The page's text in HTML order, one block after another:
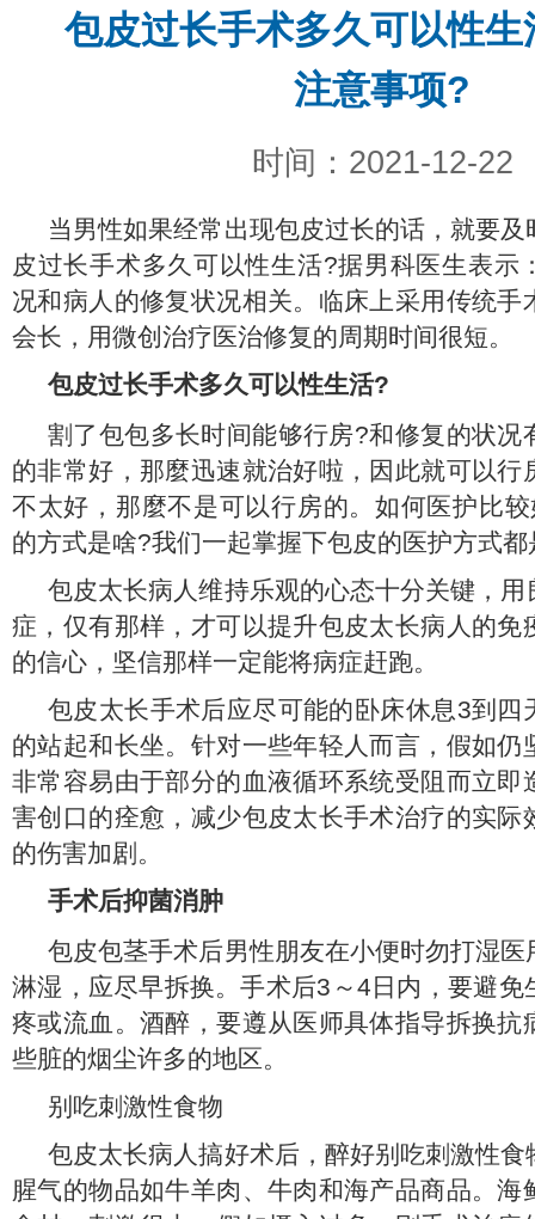
包皮过长手术多久可以性
注意事项?
时间：2021-12-22
当男性如果经常出现包皮过长的话，就要
皮过长手术多久可以性生活?据男科医生表示
况和病人的修复状况相关。临床上采用传统手
会长，用微创治疗医治修复的周期时间很短。
包皮过长手术多久可以性生活?
割了包包多长时间能够行房?和修复的状况
的非常好，那麼迅速就治好啦，因此就可以行
不太好，那麼不是可以行房的。如何医护比
的方式是啥?我们一起掌握下包皮的医护方式都
包皮太长病人维持乐观的心态十分关键，
症，仅有那样，才可以提升包皮太长病人的免
的信心，坚信那样一定能将病症赶跑。
包皮太长手术后应尽可能的卧床休息3到四
的站起和长坐。针对一些年轻人而言，假如仍
非常容易由于部分的血液循环系统受阻而立即
害创口的痊愈，减少包皮太长手术治疗的实际
的伤害加剧。
手术后抑菌消肿
包皮包茎手术后男性朋友在小便时勿打湿
淋湿，应尽早拆换。手术后3～4日内，要避免
疼或流血。酒醉，要遵从医师具体指导拆换抗
些脏的烟尘许多的地区。
别吃刺激性食物
包皮太长病人搞好术后，醉好别吃刺激性
腥气的物品如牛羊肉、牛肉和海产品商品。海